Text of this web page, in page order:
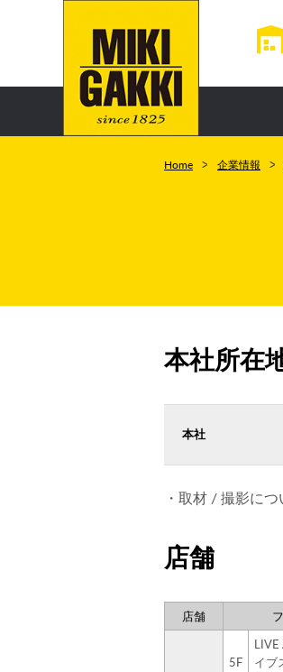
Home 企業情報
本社所在
本社
・取材 / 撮影に
店舗
店舗
5F
LIVE
イブ